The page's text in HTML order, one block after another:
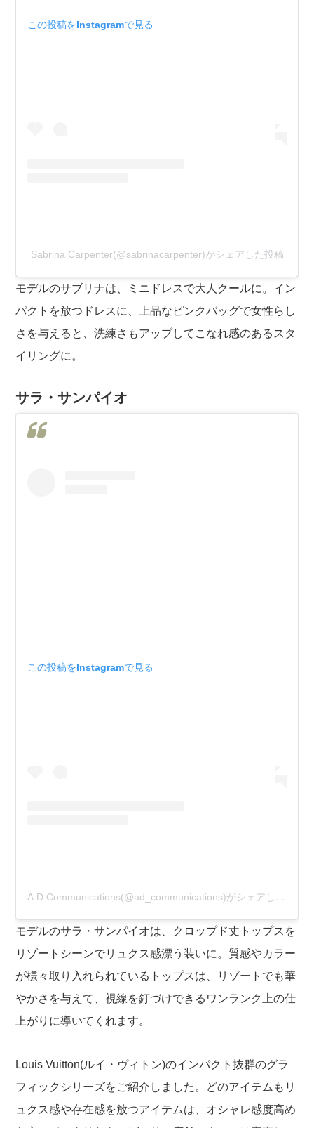
この投稿をInstagramで見る
Sabrina Carpenter(@sabrinacarpenter)がシェアした投稿
モデルのサブリナは、ミニドレスで大人クールに。イン
パクトを放つドレスに、上品なピンクバッグで女性らし
さを与えると、洗練さもアップしてこなれ感のあるスタ
イリングに。
サラ・サンパイオ
この投稿をInstagramで見る
A.D Communications(@ad_communications)がシェアした投稿
モデルのサラ・サンパイオは、クロップド丈トップスを
リゾートシーンでリュクス感漂う装いに。質感やカラー
が様々取り入れられているトップスは、リゾートでも華
やかさを与えて、視線を釘づけできるワンランク上の仕
上がりに導いてくれます。
Louis Vuitton(ルイ・ヴィトン)のインパクト抜群のグラ
フィックシリーズをご紹介しました。どのアイテムもリ
ュクス感や存在感を放つアイテムは、オシャレ感度高め